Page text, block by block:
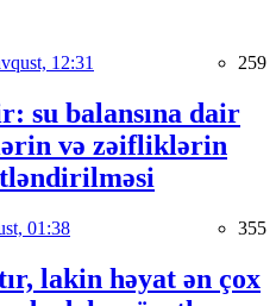
12:31 259
su balansına dair
və zəifliklərin
01:38 355
lakin həyat ən çox